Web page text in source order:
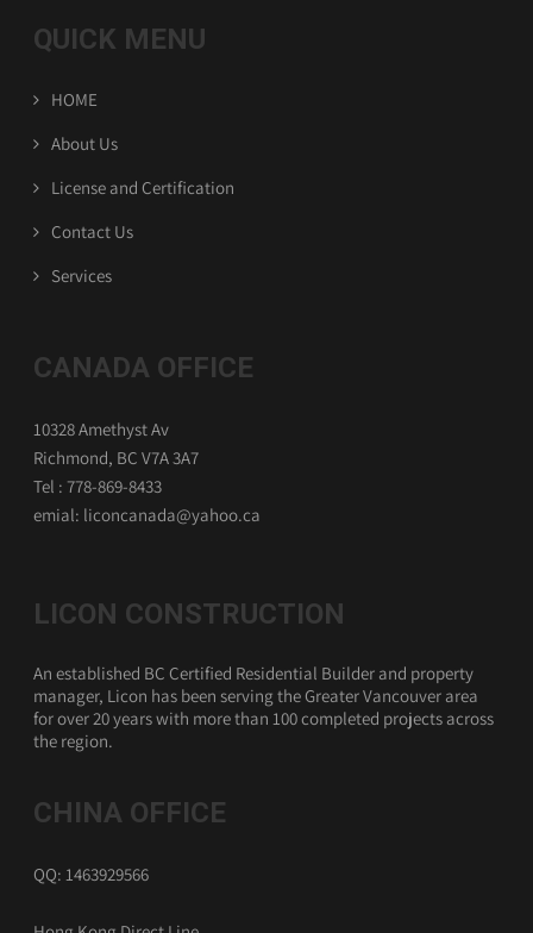
QUICK MENU
HOME
About Us
License and Certification
Contact Us
Services
CANADA OFFICE
10328 Amethyst Av
Richmond, BC V7A 3A7
Tel : 778-869-8433
emial: liconcanada@yahoo.ca
LICON CONSTRUCTION
An established BC Certified Residential Builder and property
manager, Licon has been serving the Greater Vancouver area
for over 20 years with more than 100 completed projects across
the region.
CHINA OFFICE
QQ: 1463929566